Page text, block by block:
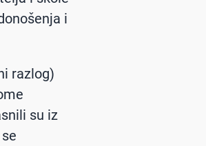
i
razlog)
su iz